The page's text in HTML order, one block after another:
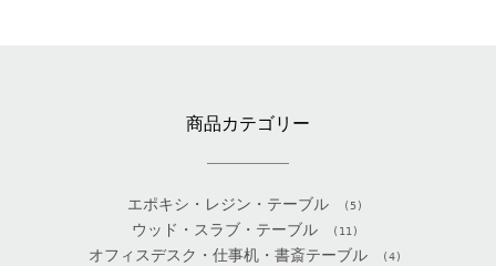
商品カテゴリー
エポキシ・レジン・テーブル (5)
ウッド・スラブ・テーブル (11)
オフィスデスク・仕事机・書斎テーブル (4)